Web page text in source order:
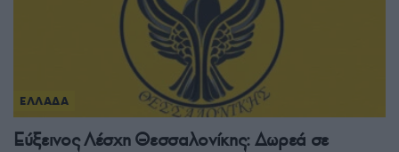
ΕΛΛΑΔΑ
Εύξεινος Λέσχη Θεσσαλονίκης: Δωρεά σε